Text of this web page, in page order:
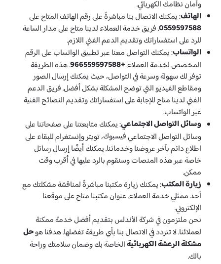
وأمان نظامك الكهربائي.
الهاتف: يمكنك الاتصال بنا مباشرةً على رقم الهاتف المتاح على
0559597588. فريق خدمة العملاء لدينا متاح على مدار الساعة
للرد على استفساراتك وتقديم الدعم الفني اللازم.
الواتساب: يمكنك التواصل معنا عبر تطبيق الواتساب على الرقم
المخصص لخدمة العملاء+966559597588
. هذه الطريقة
توفر لك سهولة وسرعة في التواصل، حيث يمكنك إرسال الصور
ومقاطع الفيديو التي توضح المشكلة بشكل أفضل. فريق الدعم
الفني لدينا متاح للإجابة على استفساراتك وتقديم النصائح الفنية
عبر الواتساب.
وسائل التواصل الاجتماعي: يمكنك متابعتنا على صفحاتنا على
وسائل التواصل الاجتماعيفيسبوك، تويتر وإنستغرام للبقاء على
اطلاع دائم بآخر عروضنا وخدماتنا. يمكنك أيضًا إرسال رسائل
خاصة عبر هذه المنصات وسنقوم بالرد عليها في أقرب وقت
ممكن.
زيارة المكتب: يمكنك زيارة مكتبنا مباشرةً لمناقشة مشكلتك مع
أحد ممثلي خدمة العملاء. عنوان مكتبنا متاح على موقعنا
الإلكتروني.
نحن ملتزمون في شركة الأندلس بتقديم أفضل خدمة ممكنة
لعملائنا. لا تتردد في الاتصال بنا بأي طريقة تفضلها. هدفنا هوحل
مشكلة الرعشة الكهربائيةالخاصة بك وضمان سلامتك وراحة
بالك.